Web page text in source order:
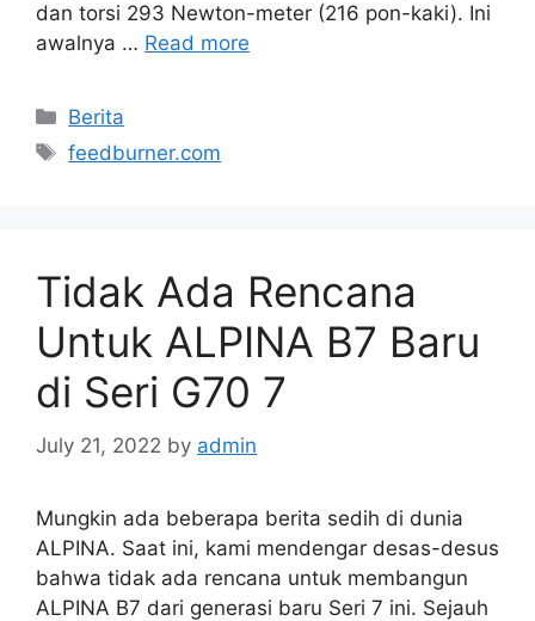
dan torsi 293 Newton-meter (216 pon-kaki). Ini
awalnya … Read more
Categories
Berita
Tags
feedburner.com
Tidak Ada Rencana
Untuk ALPINA B7 Baru
di Seri G70 7
July 21, 2022 by admin
Mungkin ada beberapa berita sedih di dunia
ALPINA. Saat ini, kami mendengar desas-desus
bahwa tidak ada rencana untuk membangun
ALPINA B7 dari generasi baru Seri 7 ini. Sejauh